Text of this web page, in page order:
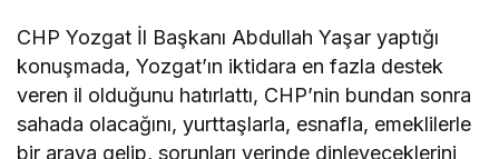
CHP Yozgat İl Başkanı Abdullah Yaşar yaptığı
konuşmada, Yozgat’ın iktidara en fazla destek
veren il olduğunu hatırlattı, CHP’nin bundan sonra
sahada olacağını, yurttaşlarla, esnafla, emeklilerle
bir araya gelip, sorunları yerinde dinleyeceklerini